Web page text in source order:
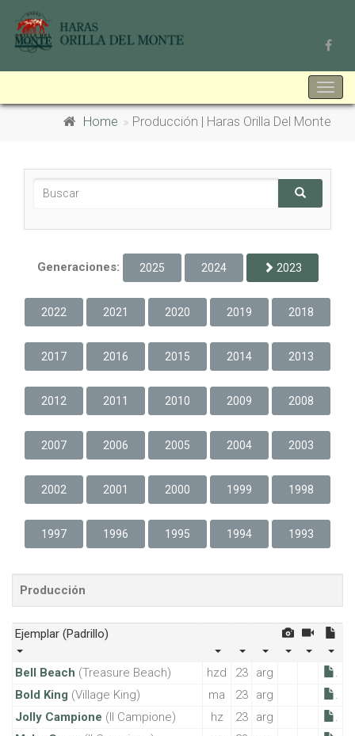
Home Producción | Haras Orilla Del Monte
Generaciones: 2025 2024 2023
2022 2021 2020 2019 2018
2017 2016 2015 2014 2013
2012 2011 2010 2009 2008
2007 2006 2005 2004 2003
2002 2001 2000 1999 1998
1997 1996 1995 1994 1993
Producción
Ejemplar (Padrillo)
Bell Beach (Treasure Beach) hzd 23 arg
.
Bold King (Village King) ma 23 arg
.
Jolly Campione (Il Campione) hz 23 arg
.